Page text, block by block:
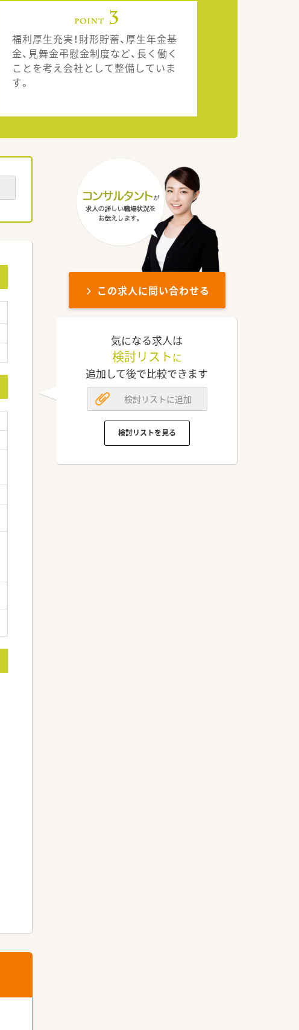
福利厚生充実！財形貯蓄、厚生年金基
金、見舞金弔慰金制度など、長く働く
ことを考え会社として整備していま
す。
この求人に問い合わせる
気になる求人は
検討リスト に
追加して後で比較できます
検討リストに追加
検討リストを見る